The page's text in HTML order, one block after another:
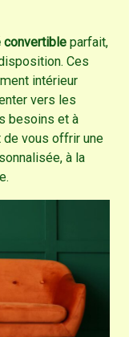
convertible parfait,
Ces
intérieur
vers les
besoins et à
vous offrir une
à la